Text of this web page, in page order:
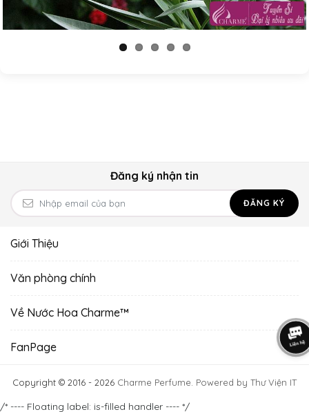
Đăng ký nhận tin
ĐĂNG KÝ
Giới Thiệu
Văn phòng chính
Về Nước Hoa Charme™
FanPage
Copyright © 2016 - 2026 Charme Perfume Powered by Thư Viện IT
/* ---- Floating label: is-filled handler ---- */